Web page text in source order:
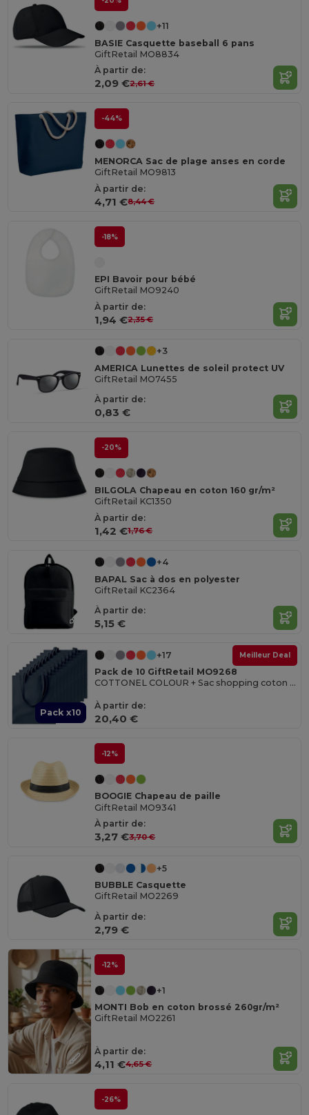
+11
BASIE Casquette baseball 6 pans
GiftRetail MO8834
À partir de:
2,09 €2,61 €
-44%
MENORCA Sac de plage anses en corde
GiftRetail MO9813
À partir de:
4,71 €8,44 €
-18%
EPI Bavoir pour bébé
GiftRetail MO9240
À partir de:
1,94 €2,35 €
+3
AMERICA Lunettes de soleil protect UV
GiftRetail MO7455
À partir de:
0,83 €
-20%
BILGOLA Chapeau en coton 160 gr/m²
GiftRetail KC1350
À partir de:
1,42 €1,76 €
+4
BAPAL Sac à dos en polyester
GiftRetail KC2364
À partir de:
5,15 €
Pack x10
Meilleur Deal
+17
Pack de 10 GiftRetail MO9268
COTTONEL COLOUR + Sac shopping coton 140gr/m²
À partir de:
20,40 €
-12%
BOOGIE Chapeau de paille
GiftRetail MO9341
À partir de:
3,27 €3,70 €
+5
BUBBLE Casquette
GiftRetail MO2269
À partir de:
2,79 €
-12%
+1
MONTI Bob en coton brossé 260gr/m²
GiftRetail MO2261
À partir de:
4,11 €4,65 €
-26%